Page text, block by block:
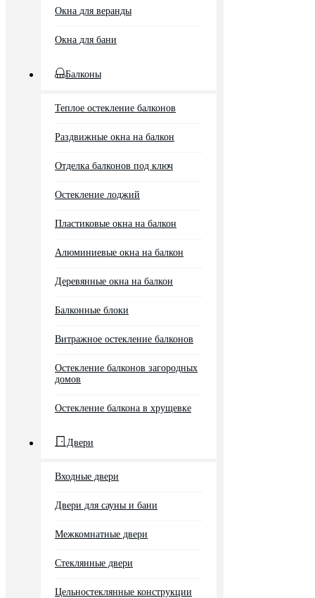
Окна для веранды
Окна для бани
Балконы
Теплое остекление балконов
Раздвижные окна на балкон
Отделка балконов под ключ
Остекление лоджий
Пластиковые окна на балкон
Алюминиевые окна на балкон
Деревянные окна на балкон
Балконные блоки
Витражное остекление балконов
Остекление балконов загородных
домов
Остекление балкона в хрущевке
Двери
Входные двери
Двери для сауны и бани
Межкомнатные двери
Стеклянные двери
Цельностеклянные конструкции